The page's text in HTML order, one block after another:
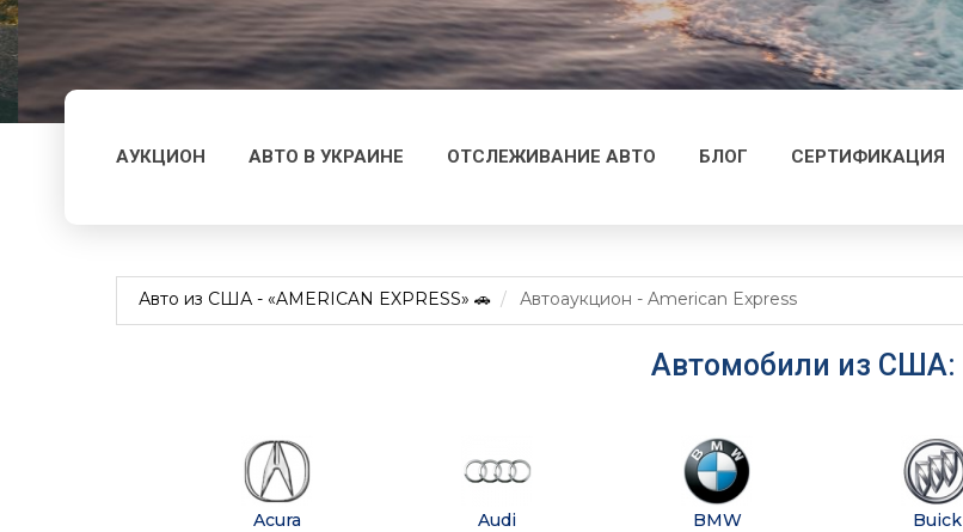
АУКЦИОН АВТО В УКРАИНЕ ОТСЛЕЖИВАНИЕ АВТО БЛОГ СЕРТИФИКАЦИЯ
Авто из США - «AMERICAN EXPRESS» 🚗 Автоаукцион - American Express
Автомобили из США:
Acura Audi BMW Buick